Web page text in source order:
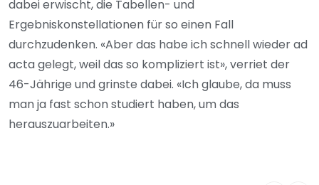
dabei erwischt, die Tabellen- und
Ergebniskonstellationen für so einen Fall
durchzudenken. «Aber das habe ich schnell wieder ad
acta gelegt, weil das so kompliziert ist», verriet der
46-Jährige und grinste dabei. «Ich glaube, da muss
man ja fast schon studiert haben, um das
herauszuarbeiten.»